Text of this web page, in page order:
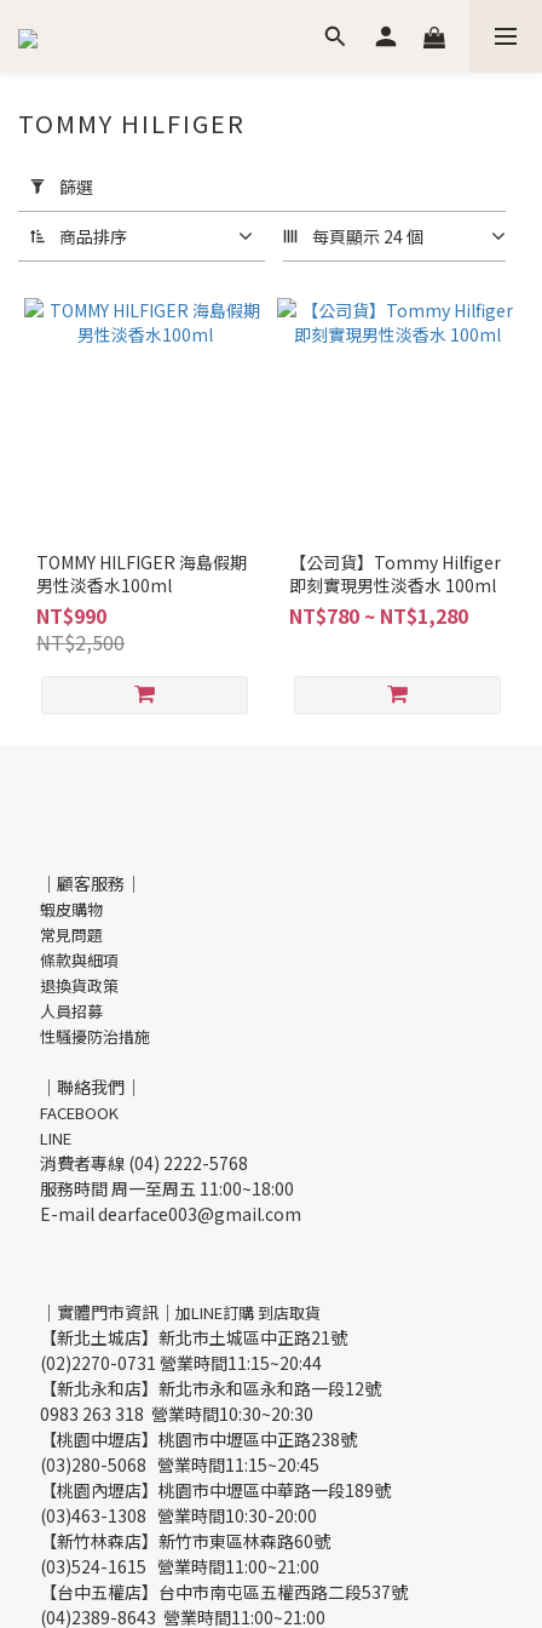
用
篩
選
(0/20)
價格
(NT$)
調
清
新
調
香
調
(1)
品
牌
TOMMY
HILFIGER
(1)
TOMMY HILFIGER
篩選
商品排序 每頁顯示 24 個
TOMMY HILFIGER 海島假期
男性淡香水100ml
NT$990
NT$2,500
【公司貨】Tommy Hilfiger
即刻實現男性淡香水 100ml
NT$780 ~ NT$1,280
｜顧客服務｜
蝦皮購物
常見問題
條款與細項
退換貨政策
人員招募
性騷擾防治措施
｜聯絡我們｜
FACEBOOK
LINE
消費者專線 (04) 2222-5768
服務時間 周一至周五 11:00~18:00
E-mail dearface003@gmail.com
｜實體門市資訊｜ 加LINE訂購 到店取貨
【新北土城店】新北市土城區中正路21號
(02)2270-0731 營業時間11:15~20:44
【新北永和店】新北市永和區永和路一段12號
0983 263 318 營業時間10:30~20:30
【桃園中壢店】桃園市中壢區中正路238號
(03)280-5068 營業時間11:15~20:45
【桃園內壢店】桃園市中壢區中華路一段189號
(03)463-1308 營業時間10:30-20:00
【新竹林森店】新竹市東區林森路60號
(03)524-1615 營業時間11:00~21:00
【台中五權店】台中市南屯區五權西路二段537號
(04)2389-8643 營業時間11:00~21:00